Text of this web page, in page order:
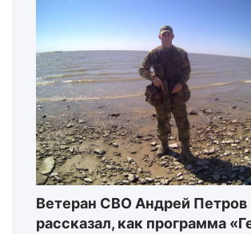
Ветеран СВО Андрей Петров
рассказал, как программа